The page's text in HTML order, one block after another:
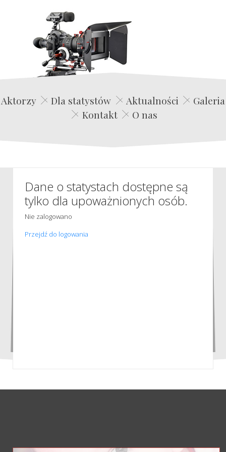
Edwin Film Agencja Aktorska
Aktorzy Dla statystów Aktualności
Galeria
Kontakt
O nas
Dane o statystach dostępne są
tylko dla upoważnionych osób.
Nie zalogowano
Przejdź do logowania